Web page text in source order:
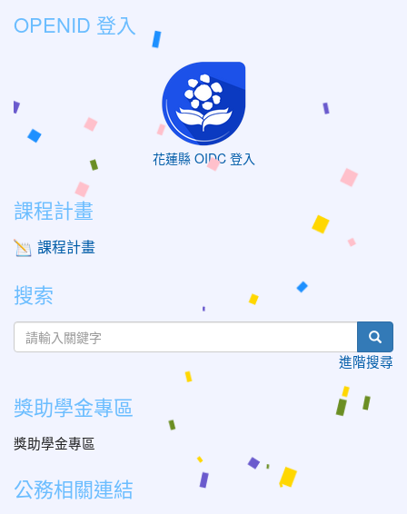
OPENID 登入
花蓮縣 OIDC 登入
課程計畫
課程計畫
搜索
進階搜尋
獎助學金專區
獎助學金專區
公務相關連結